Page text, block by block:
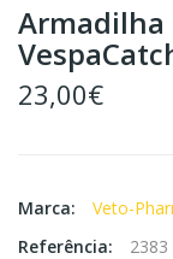
Armadilha
23,00€
Marca:
Veto-
Referência:
2383